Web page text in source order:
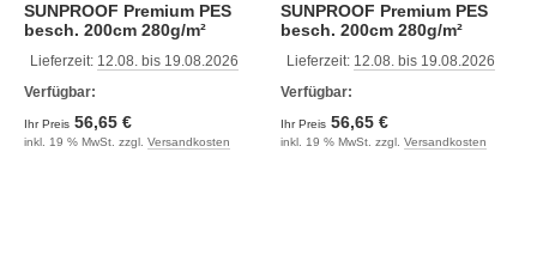
SUNPROOF Premium PES
besch. 200cm 280g/m²
Lieferzeit: 12.08. bis 19.08.2026
Verfügbar:
Ihr Preis 56,65 €
inkl. 19 % MwSt. zzgl. Versandkosten
SUNPROOF Premium PES
besch. 200cm 280g/m²
Lieferzeit: 12.08. bis 19.08.2026
Verfügbar:
Ihr Preis 56,65 €
inkl. 19 % MwSt. zzgl. Versandkosten